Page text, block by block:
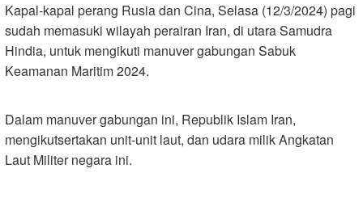
Kapal-kapal perang Rusia dan Cina, Selasa (12/3/2024) pagi
sudah memasuki wilayah perairan Iran, di utara Samudra
Hindia, untuk mengikuti manuver gabungan Sabuk
Keamanan Maritim 2024.
Dalam manuver gabungan ini, Republik Islam Iran,
mengikutsertakan unit-unit laut, dan udara milik Angkatan
Laut Militer negara ini.